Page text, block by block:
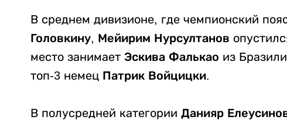
В среднем дивизионе, где чемпионский
Головкину, Мейирим Нурсултанов
место занимает Эскива Фалькао из
топ-3 немец Патрик Войцицки.
В полусредней категории Данияр